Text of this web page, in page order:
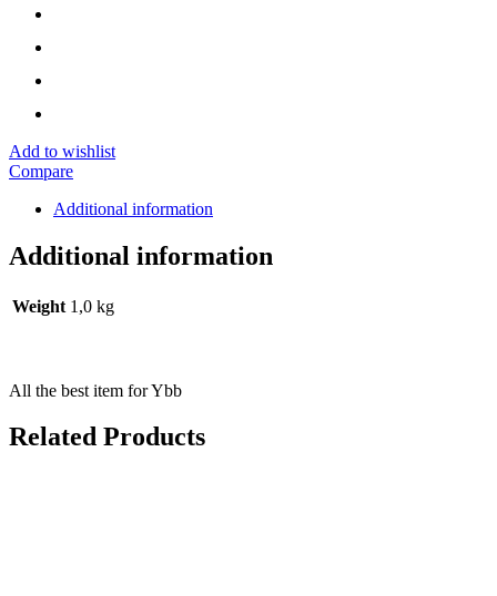
Add to wishlist
Compare
Additional information
Additional information
Weight 1,0 kg
All the best item for Ybb
Related Products